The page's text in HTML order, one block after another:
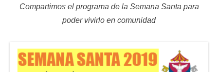
Compartimos el programa de la Semana Santa para
poder vivirlo en comunidad